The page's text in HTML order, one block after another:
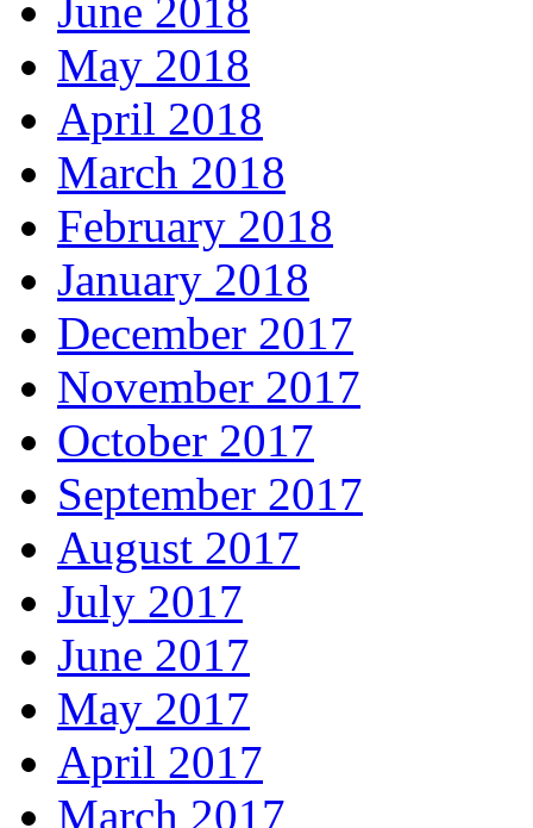
June 2018
May 2018
April 2018
March 2018
February 2018
January 2018
December 2017
November 2017
October 2017
September 2017
August 2017
July 2017
June 2017
May 2017
April 2017
March 2017